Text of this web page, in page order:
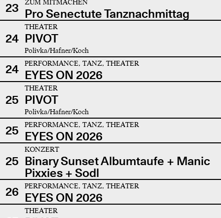
23
ZUM MITMACHEN
Pro Senectute Tanznachmittag
24
THEATER
PIVOT
Polivka/Hafner/Koch
24 PERFORMANCE, TANZ, THEATER
EYES ON 2026
25
THEATER
PIVOT
Polivka/Hafner/Koch
25 PERFORMANCE, TANZ, THEATER
EYES ON 2026
25
KONZERT
Binary Sunset Albumtaufe + Manic
Pixxies + Sodl
26
PERFORMANCE, TANZ, THEATER
EYES ON 2026
THEATER